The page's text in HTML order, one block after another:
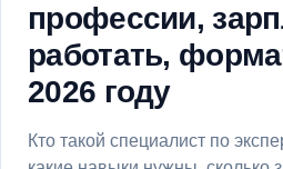
профессии,
работать,
2026 году
Кто такой специалист по